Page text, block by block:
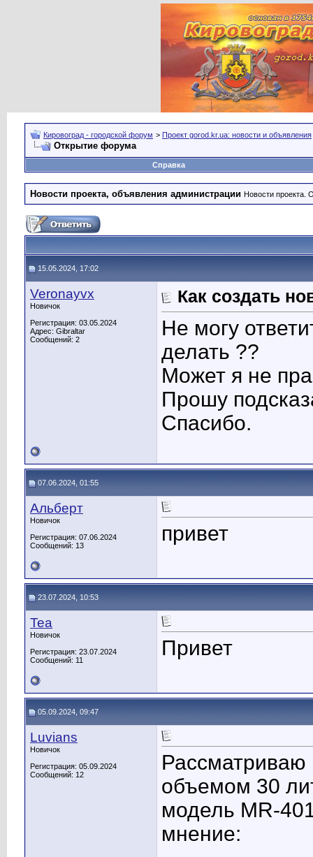
Кировоград - городской форум > Проект gorod.kr.ua: новости и объявления
Открытие форума
Справка
Новости проекта, объявления администрации Новости проекта.
15.05.2024, 17:02
Veronayvx
Новичок
Регистрация: 03.05.2024
Адрес: Gibraltar
Сообщений: 2
Как создать
Не могу
делать ??
Может я не
Прошу
Спасибо.
07.06.2024, 01:55
Альберт
Новичок
Регистрация: 07.06.2024
Сообщений: 13
привет
23.07.2024, 10:53
Tea
Новичок
Регистрация: 23.07.2024
Сообщений: 11
Привет
05.09.2024, 09:47
Luvians
Новичок
Регистрация: 05.09.2024
Сообщений: 12
Рассматриваю
объемом 30
модель MR-
мнение: